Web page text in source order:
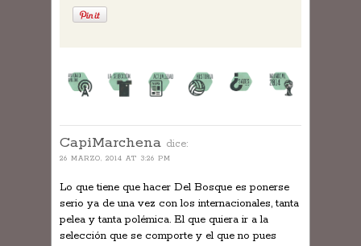
CapiMarchena dice:
26 MARZO, 2014 AT 3:26 PM
Lo que tiene que hacer Del Bosque es ponerse
serio ya de una vez con los internacionales, tanta
pelea y tanta polémica. El que quiera ir a la
selección que se comporte y el que no pues